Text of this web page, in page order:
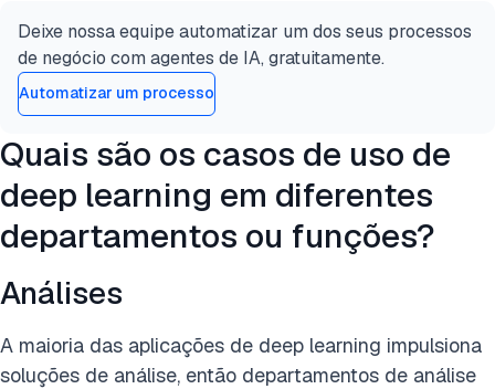
Deixe nossa equipe automatizar um dos seus processos
de negócio com agentes de IA, gratuitamente.
Automatizar um processo
Quais são os casos de uso de
deep learning em diferentes
departamentos ou funções?
Análises
A maioria das aplicações de deep learning impulsiona
soluções de análise, então departamentos de análise